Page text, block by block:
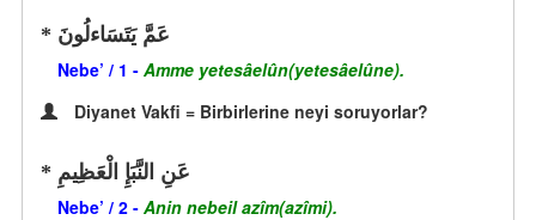
عَمَّ يَتَسَاءلُونَ
Nebe’ / 1 - Amme yetesâelûn(yetesâelûne).
Diyanet Vakfi = Birbirlerine neyi soruyorlar?
عَنِ النَّبَإِ الْعَظِيمِ
Nebe’ / 2 - Anin nebeil azîm(azîmi).